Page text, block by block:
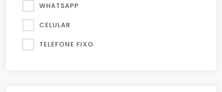
WHATSAPP
CELULAR
TELEFONE FIXO